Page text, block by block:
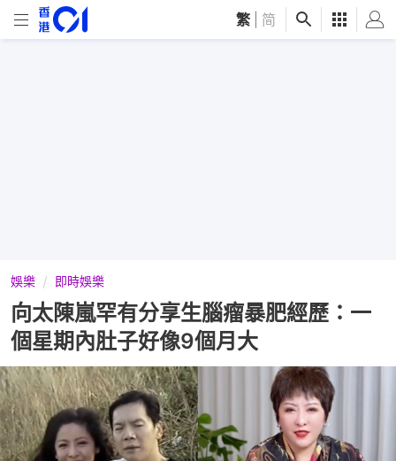
繁 简
娛樂 即時娛樂
向太陳嵐罕有分享生腦瘤暴肥經歷：一
個星期內肚子好像9個月大